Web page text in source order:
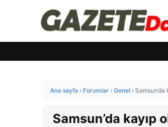
Ana sayfa › Forumlar › Genel ›
Samsun’da kayıp